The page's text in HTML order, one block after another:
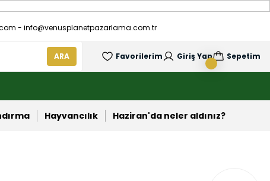
- info@venusplanetpazarlama.com.tr
ARA Favorilerim Giriş Yap Sepetim
Hayvancılık Haziran'da neler aldınız?